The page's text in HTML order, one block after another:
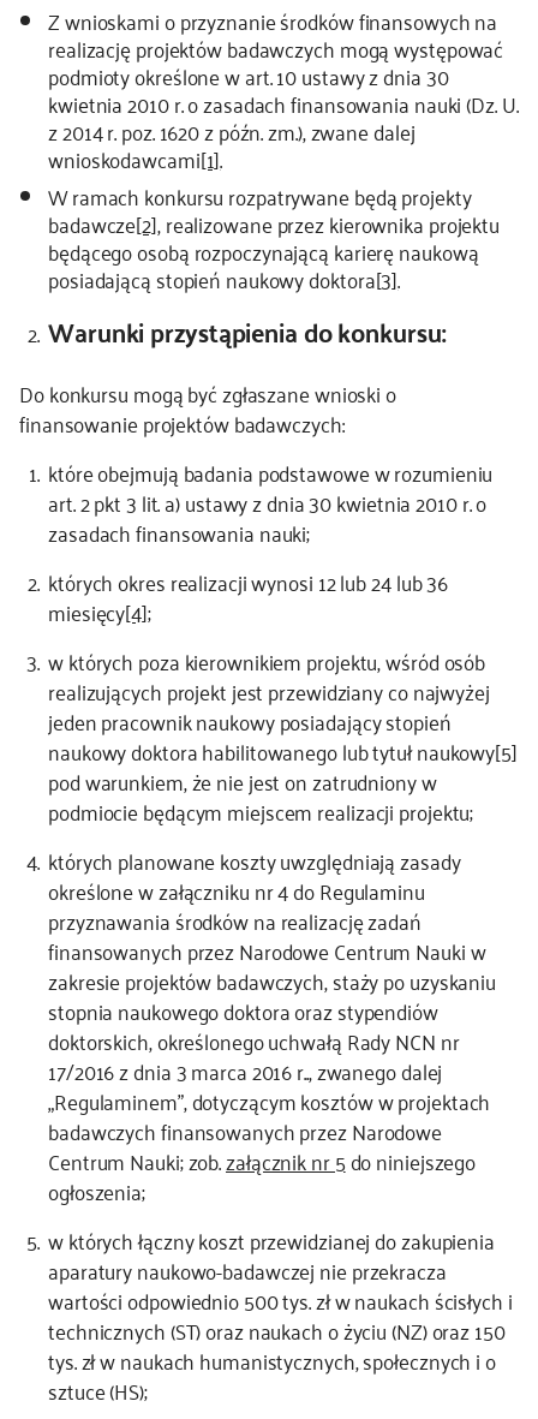
Z wnioskami o przyznanie środków finansowych na
realizację projektów badawczych mogą występować
podmioty określone w art. 10 ustawy z dnia 30
kwietnia 2010 r. o zasadach finansowania nauki (Dz. U.
z 2014 r. poz. 1620 z późn. zm.), zwane dalej
wnioskodawcami[1].
W ramach konkursu rozpatrywane będą projekty
badawcze[2], realizowane przez kierownika projektu
będącego osobą rozpoczynającą karierę naukową
posiadającą stopień naukowy doktora[3].
Warunki przystąpienia do konkursu:
Do konkursu mogą być zgłaszane wnioski o
finansowanie projektów badawczych:
które obejmują badania podstawowe w rozumieniu
art. 2 pkt 3 lit. a) ustawy z dnia 30 kwietnia 2010 r. o
zasadach finansowania nauki;
których okres realizacji wynosi 12 lub 24 lub 36
miesięcy[4];
w których poza kierownikiem projektu, wśród osób
realizujących projekt jest przewidziany co najwyżej
jeden pracownik naukowy posiadający stopień
naukowy doktora habilitowanego lub tytuł naukowy[5]
pod warunkiem, że nie jest on zatrudniony w
podmiocie będącym miejscem realizacji projektu;
których planowane koszty uwzględniają zasady
określone w załączniku nr 4 do Regulaminu
przyznawania środków na realizację zadań
finansowanych przez Narodowe Centrum Nauki w
zakresie projektów badawczych, staży po uzyskaniu
stopnia naukowego doktora oraz stypendiów
doktorskich, określonego uchwałą Rady NCN nr
17/2016 z dnia 3 marca 2016 r.., zwanego dalej
„Regulaminem”, dotyczącym kosztów w projektach
badawczych finansowanych przez Narodowe
Centrum Nauki; zob.załącznik nr 5do niniejszego
ogłoszenia;
w których łączny koszt przewidzianej do zakupienia
aparatury naukowo-badawczej nie przekracza
wartości odpowiednio 500 tys. zł w naukach ścisłych i
technicznych (ST) oraz naukach o życiu (NZ) oraz 150
tys. zł w naukach humanistycznych, społecznych i o
sztuce (HS);